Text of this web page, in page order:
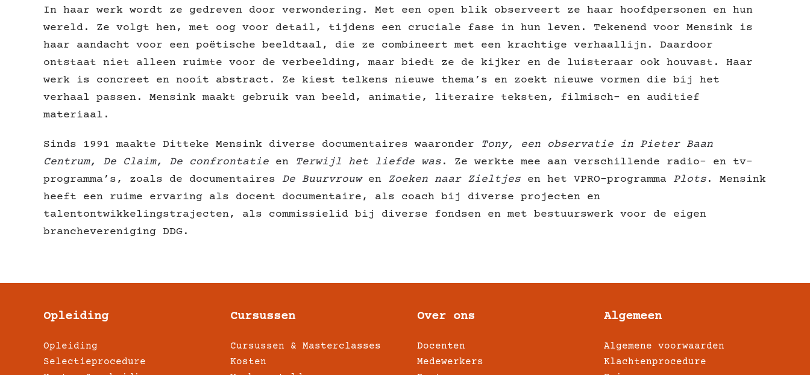
In haar werk wordt ze gedreven door verwondering. Met een open blik observeert ze haar hoofdpersonen en hun
wereld. Ze volgt hen, met oog voor detail, tijdens een cruciale fase in hun leven. Tekenend voor Mensink is
haar aandacht voor een poëtische beeldtaal, die ze combineert met een krachtige verhaallijn. Daardoor
ontstaat niet alleen ruimte voor de verbeelding, maar biedt ze de kijker en de luisteraar ook houvast. Haar
werk is concreet en nooit abstract. Ze kiest telkens nieuwe thema’s en zoekt nieuwe vormen die bij het
verhaal passen. Mensink maakt gebruik van beeld, animatie, literaire teksten, filmisch- en auditief
materiaal.
Sinds 1991 maakte Ditteke Mensink diverse documentaires waaronder Tony, een observatie in Pieter Baan
Centrum, De Claim, De confrontatie en Terwijl het liefde was . Ze werkte mee aan verschillende radio- en tv-
programma’s, zoals de documentaires De Buurvrouwen Zoeken naar Zieltjes en het VPRO-programma Plots . Mensink
heeft een ruime ervaring als docent documentaire, als coach bij diverse projecten en
talentontwikkelingstrajecten, als commissielid bij diverse fondsen en met bestuurswerk voor de eigen
branchevereniging DDG.
Opleiding
Opleiding
Selectieprocedure
Cursussen
Cursussen & Masterclasses
Kosten
Over ons
Docenten
Medewerkers
Algemeen
Algemene voorwaarden
Klachtenprocedure